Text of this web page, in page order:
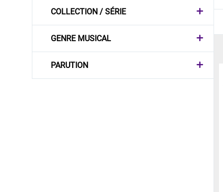
COLLECTION / SÉRIE
GENRE MUSICAL
PARUTION